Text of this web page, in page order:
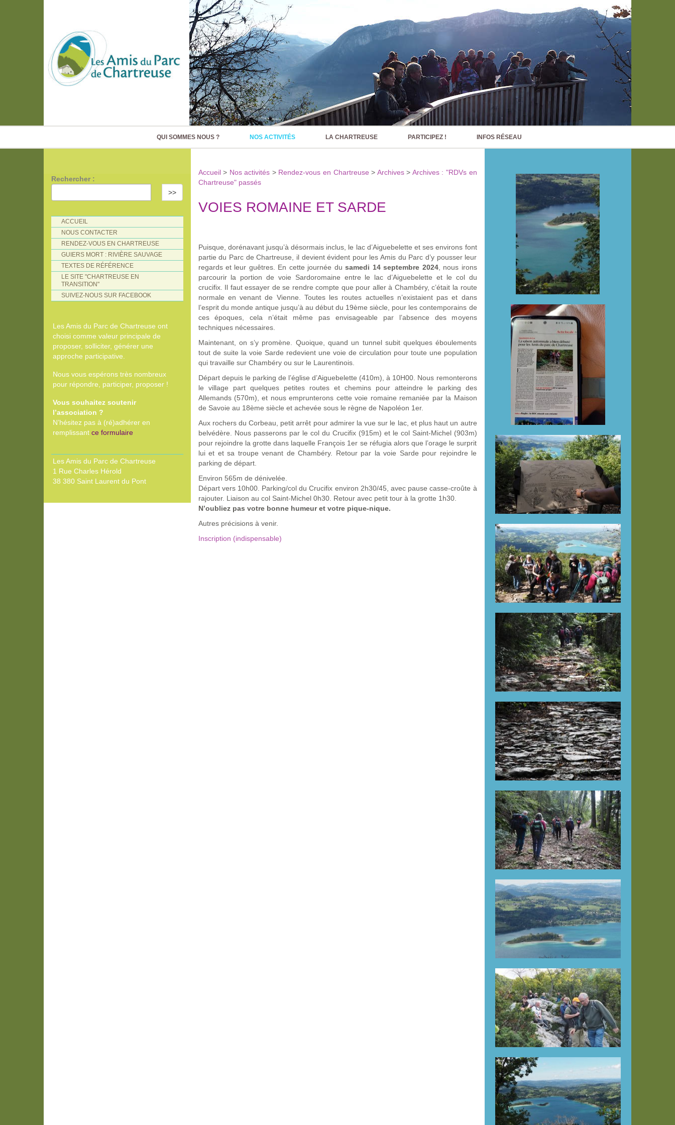
QUI SOMMES NOUS ? NOS ACTIVITÉS LA CHARTREUSE PARTICIPEZ ! INFOS RÉSEAU
Accueil> Nos activités > Rendez-vous en Chartreuse > Archives> Archives : "RDVs en
Chartreuse" passés
VOIES ROMAINE ET SARDE
Puisque, dorénavant jusqu’à désormais inclus, le lac d’Aiguebelette et ses environs font
partie du Parc de Chartreuse, il devient évident pour les Amis du Parc d’y pousser leur
regards et leur guêtres. En cette journée dusamedi 14 septembre 2024, nous irons
parcourir la portion de voie Sardoromaine entre le lac d’Aiguebelette et le col du
crucifix. Il faut essayer de se rendre compte que pour aller à Chambéry, c’était la route
normale en venant de Vienne. Toutes les routes actuelles n’existaient pas et dans
l’esprit du monde antique jusqu’à au début du 19ème siècle, pour les contemporains de
ces époques, cela n’était même pas envisageable par l’absence des moyens
techniques nécessaires.
Maintenant, on s’y promène. Quoique, quand un tunnel subit quelques éboulements
tout de suite la voie Sarde redevient une voie de circulation pour toute une population
qui travaille sur Chambéry ou sur le Laurentinois.
Départ depuis le parking de l’église d’Aiguebelette (410m), à 10H00. Nous remonterons
le village part quelques petites routes et chemins pour atteindre le parking des
Allemands (570m), et nous emprunterons cette voie romaine remaniée par la Maison
de Savoie au 18ème siècle et achevée sous le règne de Napoléon 1er.
Aux rochers du Corbeau, petit arrêt pour admirer la vue sur le lac, et plus haut un autre
belvédère. Nous passerons par le col du Crucifix (915m) et le col Saint-Michel (903m)
pour rejoindre la grotte dans laquelle François 1er se réfugia alors que l’orage le surprit
lui et et sa troupe venant de Chambéry. Retour par la voie Sarde pour rejoindre le
parking de départ.
Environ 565m de dénivelée.
Départ vers 10h00. Parking/col du Crucifix environ 2h30/45, avec pause casse-croûte à
rajouter. Liaison au col Saint-Michel 0h30. Retour avec petit tour à la grotte 1h30.
N’oubliez pas votre bonne humeur et votre pique-nique.
Autres précisions à venir.
Inscription (indispensable)
Rechercher :
>>
ACCUEIL
NOUS CONTACTER
RENDEZ-VOUS EN CHARTREUSE
GUIERS MORT : RIVIÈRE SAUVAGE
TEXTES DE RÉFÉRENCE
LE SITE "CHARTREUSE EN
TRANSITION"
SUIVEZ-NOUS SUR FACEBOOK
Les Amis du Parc de Chartreuse ont
choisi comme valeur principale de
proposer, solliciter, générer une
approche participative.
Nous vous espérons très nombreux
pour répondre, participer, proposer !
Vous souhaitez soutenir
l’association ?
N’hésitez pas à (ré)adhérer en
remplissant ce formulaire
Les Amis du Parc de Chartreuse
1 Rue Charles Hérold
38 380 Saint Laurent du Pont